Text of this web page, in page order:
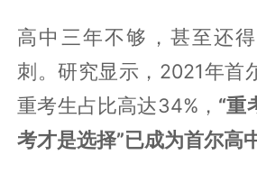
高中三年不够，甚至还
刺。研究显示，2021年首
重考生占比高达34%， “重
考才是选择”已成为首尔高